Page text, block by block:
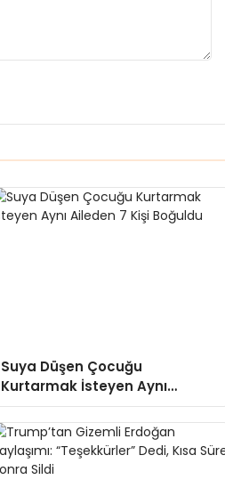
Suya Düşen Çocuğu
Kurtarmak İsteyen Aynı
Aileden 7 Kişi Boğuldu